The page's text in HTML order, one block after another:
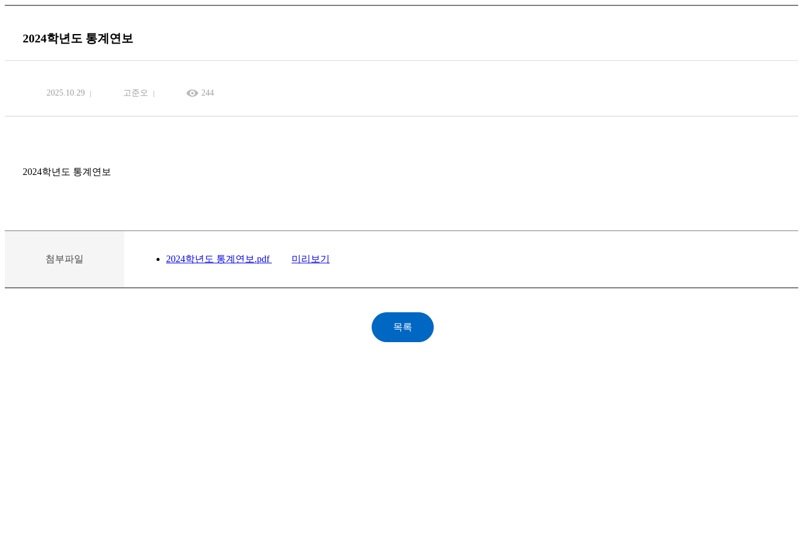
2024학년도 통계연보
2025.10.29 고준오 244
2024학년도 통계연보
첨부파일 2024학년도 통계연보.pdf 미리보기